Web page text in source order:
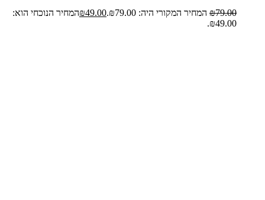
₪79.00 המחיר המקורי היה: ₪79.00. ₪49.00
המחיר הנוכחי הוא:
₪49.00.